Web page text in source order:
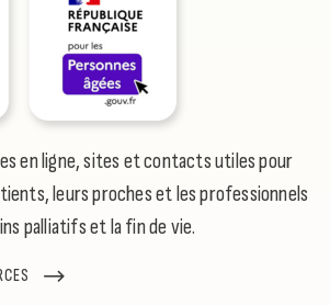
en ligne, sites et contacts utiles pour
leurs proches et les professionnels
palliatifs et la fin de vie.